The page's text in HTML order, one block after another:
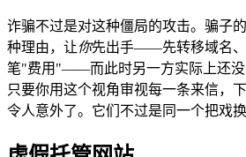
诈骗不过是对这种僵局的攻击。骗子
种理由，让你先出手——先转移域名
笔"费用"——而此时另一方实际上还没
只要你用这个视角审视每一条来信，
令人意外了。它们不过是同一个把戏